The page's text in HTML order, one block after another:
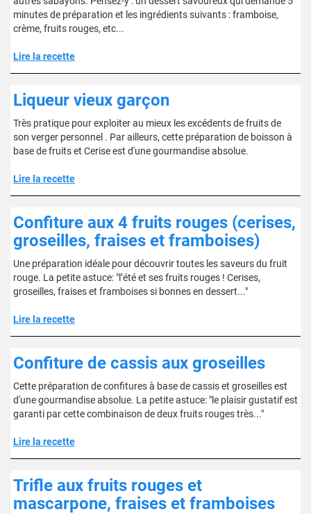
minutes de préparation et les ingrédients suivants : framboise,
crème, fruits rouges, etc...
Lire la recette
Liqueur vieux garçon
Très pratique pour exploiter au mieux les excédents de fruits de
son verger personnel . Par ailleurs, cette préparation de boisson à
base de fruits et Cerise est d'une gourmandise absolue.
Lire la recette
Confiture aux 4 fruits rouges (cerises,
groseilles, fraises et framboises)
Une préparation idéale pour découvrir toutes les saveurs du fruit
rouge. La petite astuce: "l’été et ses fruits rouges ! Cerises,
groseilles, fraises et framboises si bonnes en dessert..."
Lire la recette
Confiture de cassis aux groseilles
Cette préparation de confitures à base de cassis et groseilles est
d'une gourmandise absolue. La petite astuce: "le plaisir gustatif est
garanti par cette combinaison de deux fruits rouges très..."
Lire la recette
Trifle aux fruits rouges et
mascarpone, fraises et framboises